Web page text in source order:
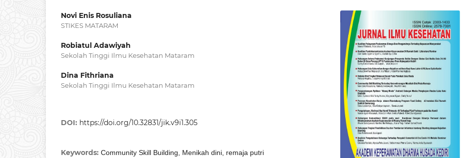
Novi Enis Rosuliana
STIKES MATARAM
Robiatul Adawiyah
Sekolah Tinggi Ilmu Kesehatan Mataram
Dina Fithriana
Sekolah Tinggi Ilmu Kesehatan Mataram
DOI: https://doi.org/10.32831/jik.v9i1.305
Keywords: Community Skill Building, Menikah dini, remaja putri